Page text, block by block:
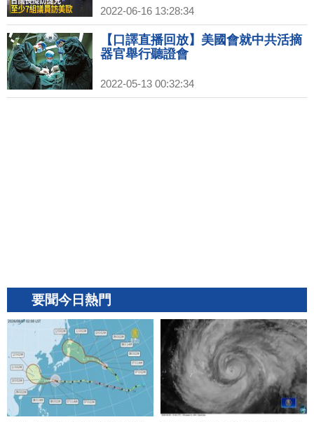
2022-06-16 13:28:34
【口譯直播回放】美國會就中共活摘
器官舉行聽證會
2022-05-13 00:32:34
要聞今日熱門